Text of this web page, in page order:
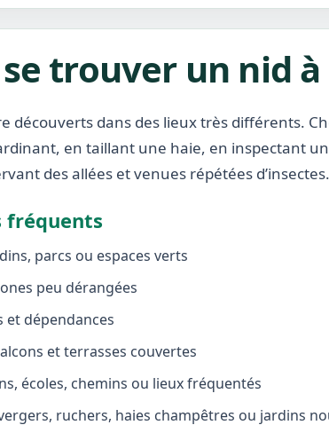
trouver un nid à
découverts dans des lieux très différents.
en taillant une haie, en inspectant
des allées et venues répétées d’insectes.
fréquents
parcs ou espaces verts
peu dérangées
et dépendances
et terrasses couvertes
écoles, chemins ou lieux fréquentés
ruchers, haies champêtres ou jardins